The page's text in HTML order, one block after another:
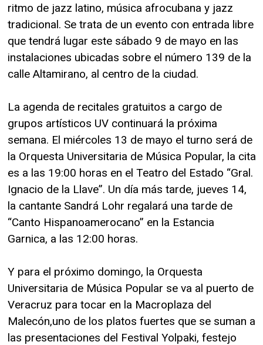
ritmo de jazz latino, música afrocubana y jazz
tradicional. Se trata de un evento con entrada libre
que tendrá lugar este sábado 9 de mayo en las
instalaciones ubicadas sobre el número 139 de la
calle Altamirano, al centro de la ciudad.
La agenda de recitales gratuitos a cargo de
grupos artísticos UV continuará la próxima
semana. El miércoles 13 de mayo el turno será de
la Orquesta Universitaria de Música Popular, la cita
es a las 19:00 horas en el Teatro del Estado “Gral.
Ignacio de la Llave”. Un día más tarde, jueves 14,
la cantante Sandrá Lohr regalará una tarde de
“Canto Hispanoamerocano” en la Estancia
Garnica, a las 12:00 horas.
Y para el próximo domingo, la Orquesta
Universitaria de Música Popular se va al puerto de
Veracruz para tocar en la Macroplaza del
Malecón,uno de los platos fuertes que se suman a
las presentaciones del Festival Yolpaki, festejo